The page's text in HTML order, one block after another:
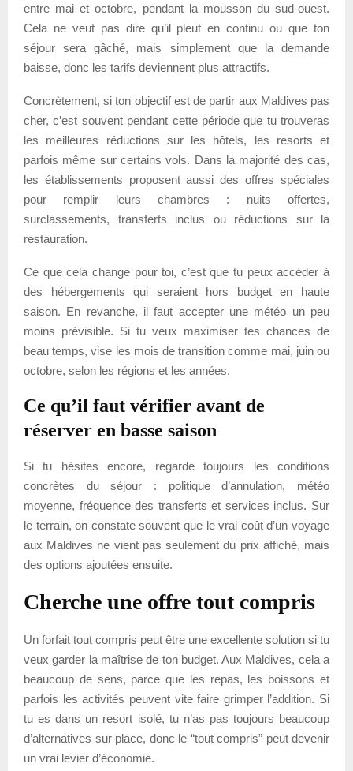
entre mai et octobre, pendant la mousson du sud-ouest.
Cela ne veut pas dire qu’il pleut en continu ou que ton
séjour sera gâché, mais simplement que la demande
baisse, donc les tarifs deviennent plus attractifs.
Concrètement, si ton objectif est de partir aux Maldives pas
cher, c’est souvent pendant cette période que tu trouveras
les meilleures réductions sur les hôtels, les resorts et
parfois même sur certains vols. Dans la majorité des cas,
les établissements proposent aussi des offres spéciales
pour remplir leurs chambres : nuits offertes,
surclassements, transferts inclus ou réductions sur la
restauration.
Ce que cela change pour toi, c’est que tu peux accéder à
des hébergements qui seraient hors budget en haute
saison. En revanche, il faut accepter une météo un peu
moins prévisible. Si tu veux maximiser tes chances de
beau temps, vise les mois de transition comme mai, juin ou
octobre, selon les régions et les années.
Ce qu’il faut vérifier avant de
réserver en basse saison
Si tu hésites encore, regarde toujours les conditions
concrètes du séjour : politique d’annulation, météo
moyenne, fréquence des transferts et services inclus. Sur
le terrain, on constate souvent que le vrai coût d’un voyage
aux Maldives ne vient pas seulement du prix affiché, mais
des options ajoutées ensuite.
Cherche une offre tout compris
Un forfait tout compris peut être une excellente solution si tu
veux garder la maîtrise de ton budget. Aux Maldives, cela a
beaucoup de sens, parce que les repas, les boissons et
parfois les activités peuvent vite faire grimper l’addition. Si
tu es dans un resort isolé, tu n’as pas toujours beaucoup
d’alternatives sur place, donc le “tout compris” peut devenir
un vrai levier d’économie.